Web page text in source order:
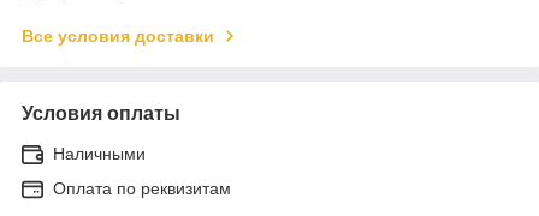
Все условия доставки
Условия оплаты
Наличными
Оплата по реквизитам